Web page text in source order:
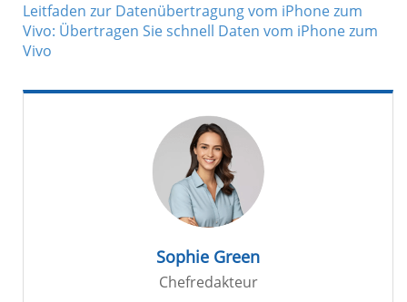
Leitfaden zur Datenübertragung vom iPhone zum
Vivo: Übertragen Sie schnell Daten vom iPhone zum
Vivo
Sophie Green
Chefredakteur